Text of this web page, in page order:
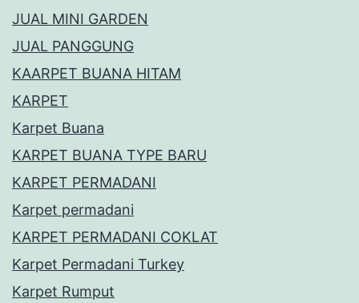
JUAL MINI GARDEN
JUAL PANGGUNG
KAARPET BUANA HITAM
KARPET
Karpet Buana
KARPET BUANA TYPE BARU
KARPET PERMADANI
Karpet permadani
KARPET PERMADANI COKLAT
Karpet Permadani Turkey
Karpet Rumput